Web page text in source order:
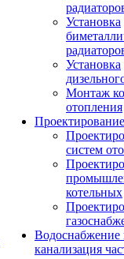
Установка
Установка
Монтаж
отопления
Проектирование
систем
котельных
Водоснабжение
канализация